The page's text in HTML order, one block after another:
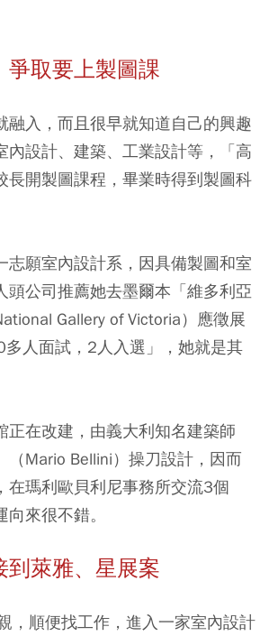
取要上製圖課
融入，而且很早就知道自己的興趣
內設計、建築、工業設計等，「高
長開製圖課程，畢業時得到製圖科
志願室內設計系，因具備製圖和室
頭公司推薦她去墨爾本「維多利亞
Gallery of Victoria）應徵展
人面試，2人入選」，她就是其
正在改建，由義大利知名建築師
（Mario Bellini）操刀設計，因而
在瑪利歐貝利尼事務所交流3個
來很不錯。
萊雅、星展案
，順便找工作，進入一家室內設計